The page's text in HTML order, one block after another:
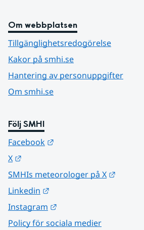
Om webbplatsen
Tillgänglighetsredogörelse
Kakor på smhi.se
Hantering av personuppgifter
Om smhi.se
Följ SMHI
Facebook
X
SMHIs meteorologer på X
Linkedin
Instagram
Policy för sociala medier